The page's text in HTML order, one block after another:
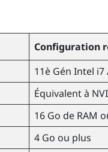
Configuration
11è Gén Intel i7
Équivalent à
16 Go de RAM
4 Go ou plus